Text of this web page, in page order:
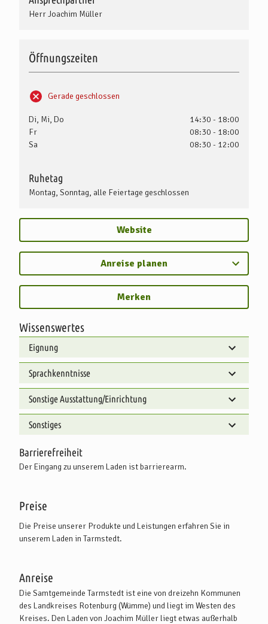
Wissenswertes
Eignung
Sprachkenntnisse
Sonstige Ausstattung/Einrichtung
Sonstiges
Barrierefreiheit
Der Eingang zu unserem Laden ist barrierearm.
Preise
Die Preise unserer Produkte und Leistungen erfahren Sie in
unserem Laden in Tarmstedt.
Anreise
Die Samtgemeinde Tarmstedt ist eine von dreizehn Kommunen
des Landkreises Rotenburg (Wümme) und liegt im Westen des
Kreises. Den Laden von Joachim Müller liegt etwas außerhalb
Herr Joachim Müller
Öffnungszeiten
Gerade geschlossen
Di, Mi, Do
14:30 - 18:00
Fr
08:30 - 18:00
Sa
08:30 - 12:00
Ruhetag
Montag, Sonntag, alle Feiertage geschlossen
Website
Anreise planen
Merken